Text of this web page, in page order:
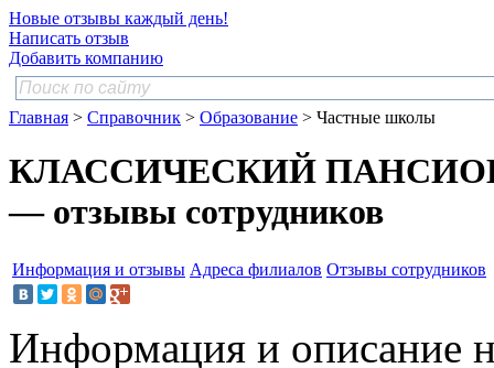
Новые отзывы каждый день!
Написать отзыв
Добавить компанию
Главная > Справочник > Образование > Частные школы
КЛАССИЧЕСКИЙ
— отзывы сотрудников
Информация и отзывы Адреса филиалов Отзывы сотрудников
Информация и описание